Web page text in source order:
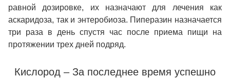
равной дозировке, их назначают для лечения как
аскаридоза, так и энтеробиоза. Пиперазин назначается
три раза в день спустя час после приема пищи на
протяжении трех дней подряд.
Кислород – За последнее время успешно